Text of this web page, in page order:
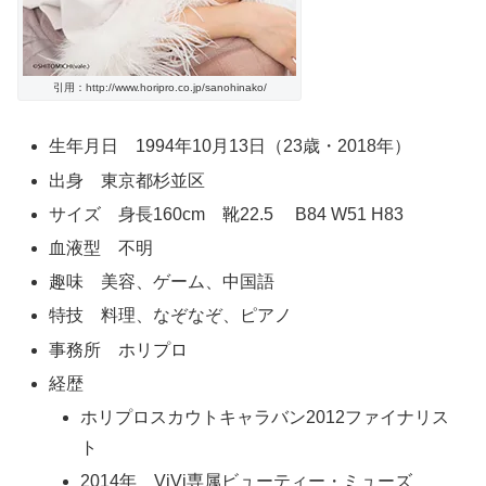
引用：http://www.horipro.co.jp/sanohinako/
生年月日 1994年10月13日（23歳・2018年）
出身 東京都杉並区
サイズ 身長160cm 靴22.5 B84 W51 H83
血液型 不明
趣味 美容、ゲーム、中国語
特技 料理、なぞなぞ、ピアノ
事務所 ホリプロ
経歴
ホリプロスカウトキャラバン2012ファイナリス
ト
2014年 ViVi専属ビューティー・ミューズ